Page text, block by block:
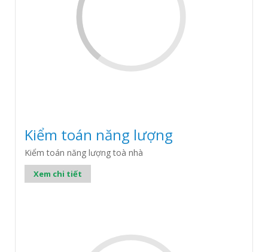
Kiểm toán năng lượng
Kiểm toán năng lượng toà nhà
Xem chi tiết